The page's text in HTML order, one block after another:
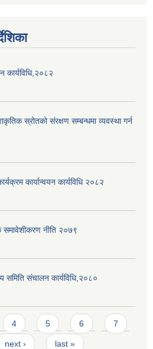
कार्यविधि,२०८२
स्रोतको संरक्षण सम्बन्धमा व्यवस्था गर्न
कार्यान्वयन कार्यविधि २०८२
समावेशीकरण नीति २०७९
समिति संचालन कार्यविधि,२०८०
4 5 6 7
next › last »